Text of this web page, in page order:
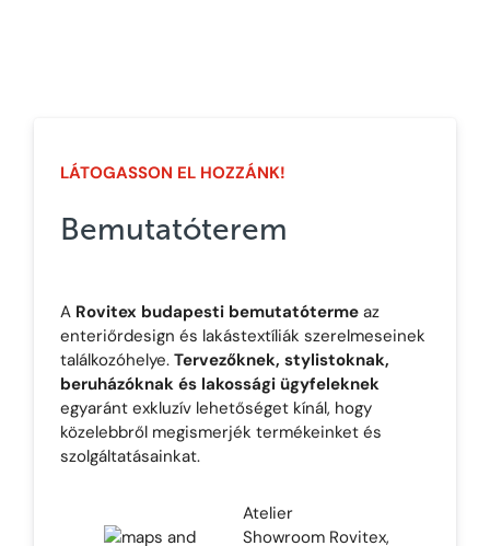
LÁTOGASSON EL HOZZÁNK!
Bemutatóterem
A Rovitex budapesti bemutatóterme az
enteriőrdesign és lakástextíliák szerelmeseinek
találkozóhelye.Tervezőknek, stylistoknak,
beruházóknak és lakossági ügyfeleknek
egyaránt exkluzív lehetőséget kínál, hogy
közelebbről megismerjék termékeinket és
szolgáltatásainkat.
Atelier
Showroom Rovitex,